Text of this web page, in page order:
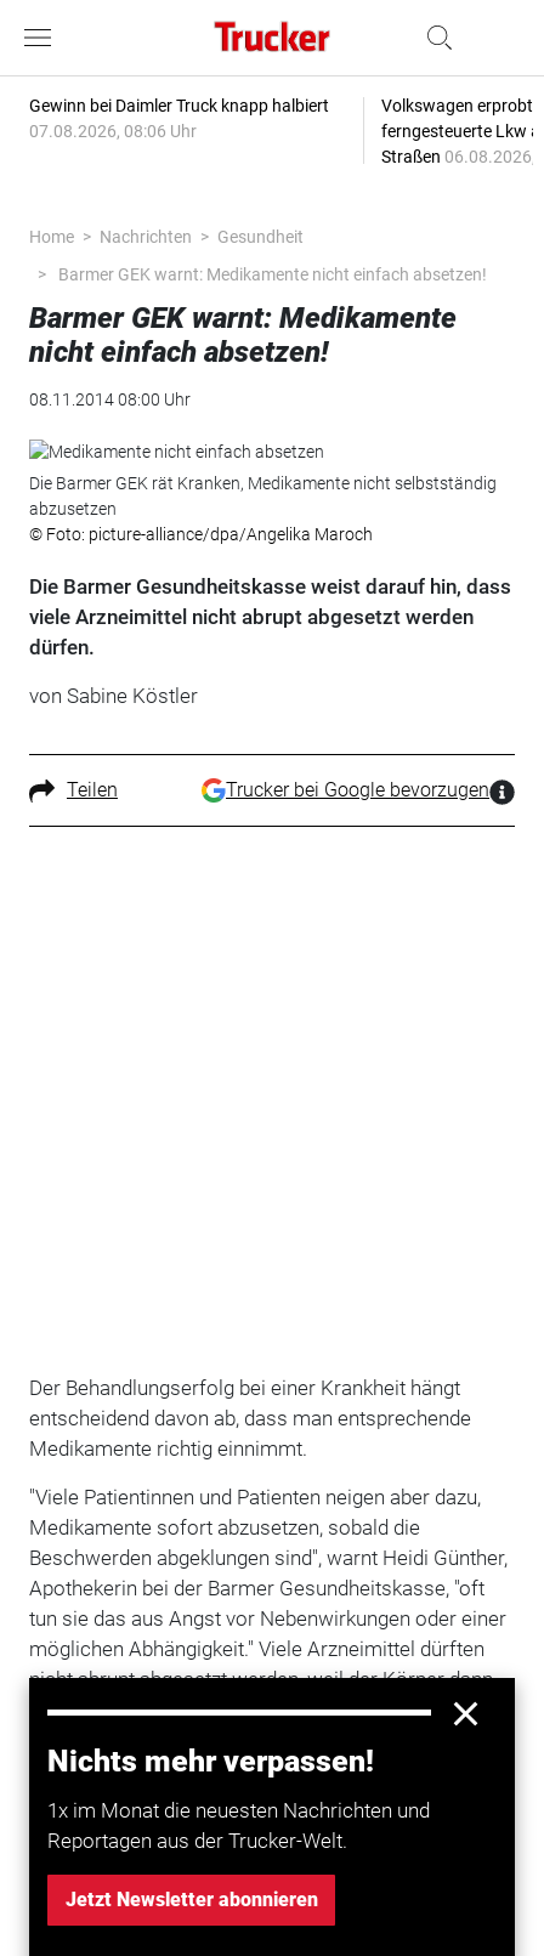
Gewinn bei Daimler Truck knapp halbiert
07.08.2026, 08:06 Uhr
Volkswagen erprobt
ferngesteuerte Lkw
Straßen 06.08.2026,
Home Nachrichten
Gesundheit
Barmer GEK warnt: Medikamente nicht einfach absetzen!
Barmer GEK warnt: Medikamente
nicht einfach absetzen!
08.11.2014 08:00 Uhr
Die Barmer GEK rät Kranken, Medikamente nicht selbstständig
abzusetzen
© Foto: picture-alliance/dpa/Angelika Maroch
Die Barmer Gesundheitskasse weist darauf hin, dass
viele Arzneimittel nicht abrupt abgesetzt werden
dürfen.
von Sabine Köstler
Teilen Trucker bei Google bevorzugen
Nichts mehr verpassen!
1x im Monat die neuesten Nachrichten und
Reportagen aus der Trucker-Welt.
Jetzt Newsletter abonnieren
Der Behandlungserfolg bei einer Krankheit hängt
entscheidend davon ab, dass man entsprechende
Medikamente richtig einnimmt.
"Viele Patientinnen und Patienten neigen aber dazu,
Medikamente sofort abzusetzen, sobald die
Beschwerden abgeklungen sind", warnt Heidi Günther,
Apothekerin bei der Barmer Gesundheitskasse, "oft
tun sie das aus Angst vor Nebenwirkungen oder einer
möglichen Abhängigkeit." Viele Arzneimittel dürften
nicht abrupt abgesetzt werden, weil der Körper dann
überreagiere.
Als Beispiele nennt die Barmer in erster Linie
Magensäure-Hemmer. "Betablocker sollen den
Blutdruck senken. Wird das Mittel plötzlich abgesetzt,
können gefährliche Blutdruckkrisen die Folge sein.
Patientinnen oder Patienten können im schlimmsten